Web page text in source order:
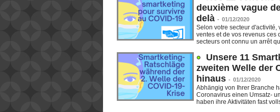
deuxième vague
delà - 01/12/2020
Selon votre secteur
ventes et de vos revenus ces
secteurs ont connu un arrêt
Unsere 11
zweiten Welle der
hinaus - 01/12/2020
Abhängig von Ihrer Branche
Coronavirus einen Umsatz-
haben ihre Aktivitäten fast